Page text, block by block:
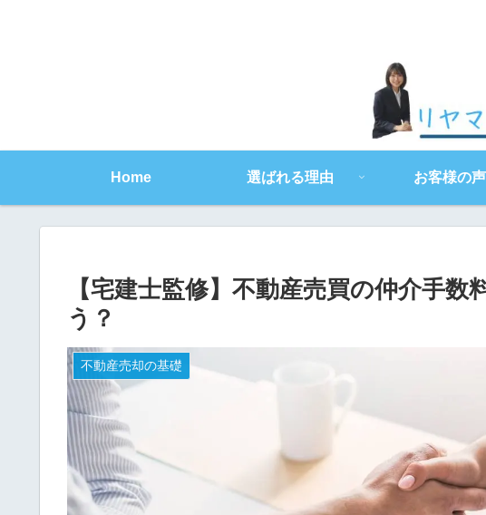
Home 選ばれる理由 お客様の声
【宅建士監修】不動産売買の仲介手
う？
不動産売却の基礎